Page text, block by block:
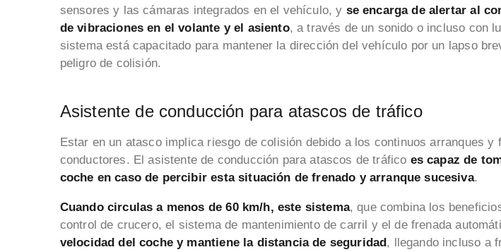
sensores y las cámaras integrados en el vehículo, y se encarga de alertar al
de vibraciones en el volante y el asiento, a través de un sonido o incluso con
sistema está capacitado para mantener la dirección del vehículo por un lapso
peligro de colisión.
Asistente de conducción para atascos de tráfico
Estar en un atasco implica riesgo de colisión debido a los continuos arranques y
conductores. El asistente de conducción para atascos de tráfico es capaz de
coche en caso de percibir esta situación de frenado y arranque sucesiva.
Cuando circulas a menos de 60 km/h, este sistema, que combina los
control de crucero, el sistema de mantenimiento de carril y el de frenada
velocidad del coche y mantiene la distancia de seguridad, llegando incluso a